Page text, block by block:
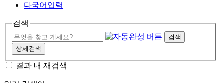
다국어입력
검색
검색
상세검색
결과 내 재검색